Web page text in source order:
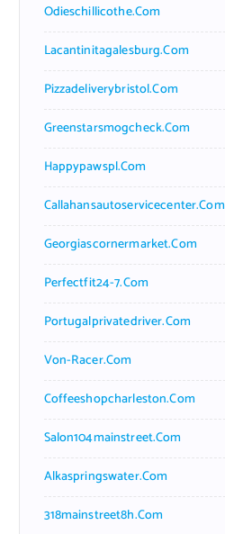
Odieschillicothe.com
Lacantinitagalesburg.com
Pizzadeliverybristol.com
Greenstarsmogcheck.com
Happypawspl.com
Callahansautoservicecenter.com
Georgiascornermarket.com
Perfectfit24-7.com
Portugalprivatedriver.com
Von-Racer.com
Coffeeshopcharleston.com
Salon104mainstreet.com
Alkaspringswater.com
318mainstreet8h.com